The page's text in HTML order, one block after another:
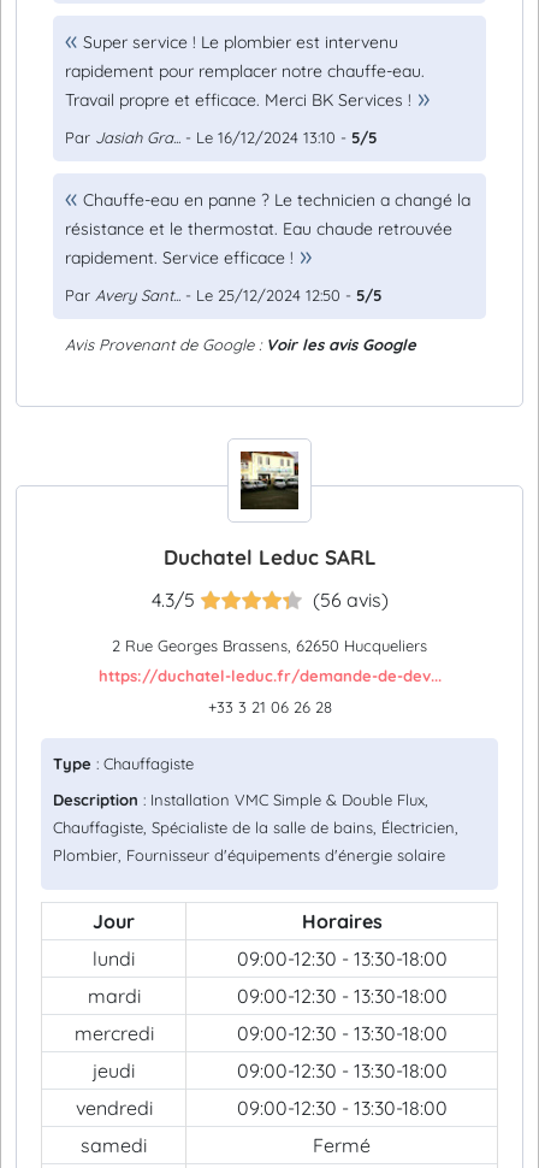
Super service ! Le plombier est intervenu
rapidement pour remplacer notre chauffe-eau.
Travail propre et efficace. Merci BK Services !
Par Jasiah Gra... - Le 16/12/2024 13:10 - 5/5
Chauffe-eau en panne ? Le technicien a changé la
résistance et le thermostat. Eau chaude retrouvée
rapidement. Service efficace !
Par Avery Sant... - Le 25/12/2024 12:50 - 5/5
Avis Provenant de Google : Voir les avis Google
Duchatel Leduc SARL
4.3/5 (56 avis)
2 Rue Georges Brassens, 62650 Hucqueliers
https://duchatel-leduc.fr/demande-de-dev...
+33 3 21 06 26 28
Type : Chauffagiste
Description : Installation VMC Simple & Double Flux,
Chauffagiste, Spécialiste de la salle de bains, Électricien,
Plombier, Fournisseur d'équipements d'énergie solaire
Jour
Horaires
lundi
09:00-12:30 - 13:30-18:00
mardi
09:00-12:30 - 13:30-18:00
mercredi
09:00-12:30 - 13:30-18:00
jeudi
09:00-12:30 - 13:30-18:00
vendredi
09:00-12:30 - 13:30-18:00
samedi
Fermé